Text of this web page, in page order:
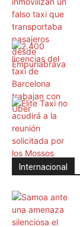
Internacional